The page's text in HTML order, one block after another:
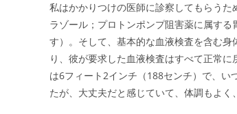
私はかかりつけの医師に診察してもらう
ラゾール；プロトンポンプ阻害薬に属す
す）。そして、基本的な血液検査を含む
り、彼が要求した血液検査はすべて正常
は6フィート2インチ（188センチ）で、い
たが、大丈夫だと感じていて、体調もよ